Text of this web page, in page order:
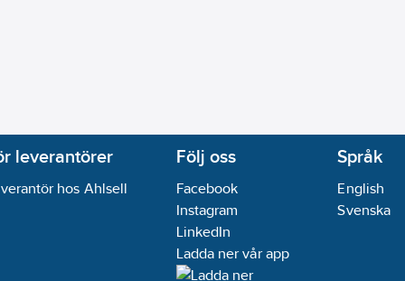
leverantörer
hos Ahlsell
Följ oss
Facebook
Instagram
LinkedIn
Ladda ner vår app
Språk
English
Svenska